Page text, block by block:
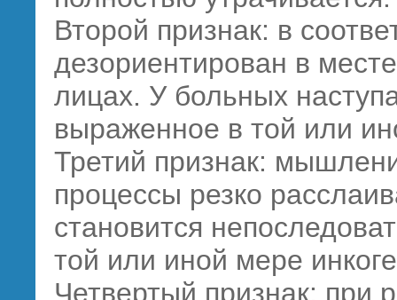
Второй признак: в
дезориентирован в
лицах. У больных
выраженное в той или
Третий признак:
процессы резко
становится
той или иной мере
Четвертый признак: при